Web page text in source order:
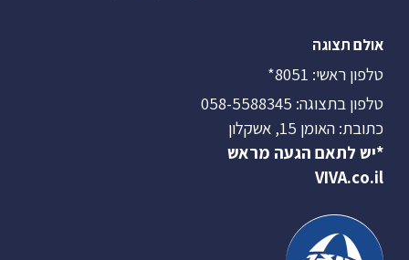
אולם תצוגה
טלפון ראשי: 8051*
טלפון בתצוגה: 058-5588345
כתובת: האומן 15, אשקלון
*יש לתאם הגעה מראש
VIVA.co.il